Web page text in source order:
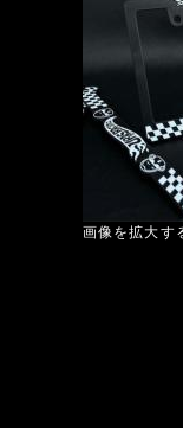
画像を拡大す